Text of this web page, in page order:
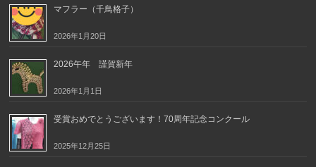
マフラー（千鳥格子）
2026年1月20日
2026午年 謹賀新年
2026年1月1日
受賞おめでとうございます！70周年記念コンクール
2025年12月25日